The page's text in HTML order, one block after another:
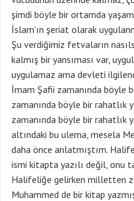
şimdi böyle bir ortamda
İslam’ın şeriat olarak
Şu verdiğimiz fetvaların
kalmış bir yansıması var,
uygulamaz ama devleti
İmam Şafii zamanında böyle
zamanında böyle bir rahatlık
zamanında böyle bir rahatlık
altındaki bu ulema, mesela
daha önce anlatmıştım.
ismi kitapta yazılı değil, onu
Halifeliğe gelirken milletten
Muhammed de bir kitap